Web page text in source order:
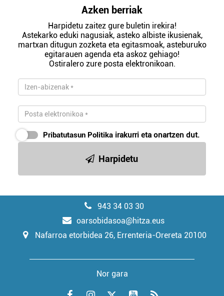
Azken berriak
Harpidetu zaitez gure buletin irekira!
Astekarko eduki nagusiak, asteko albiste ikusienak,
martxan ditugun zozketa eta egitasmoak, asteburuko
egitarauen agenda eta askoz gehiago!
Ostiralero zure posta elektronikoan.
Pribatutasun Politika irakurri eta onartzen dut.
Harpidetu
943 34 03 30
oarsobidasoa@hitza.eus
Nafarroa etorbidea 26, Errenteria-Orereta 20100
Nor gara